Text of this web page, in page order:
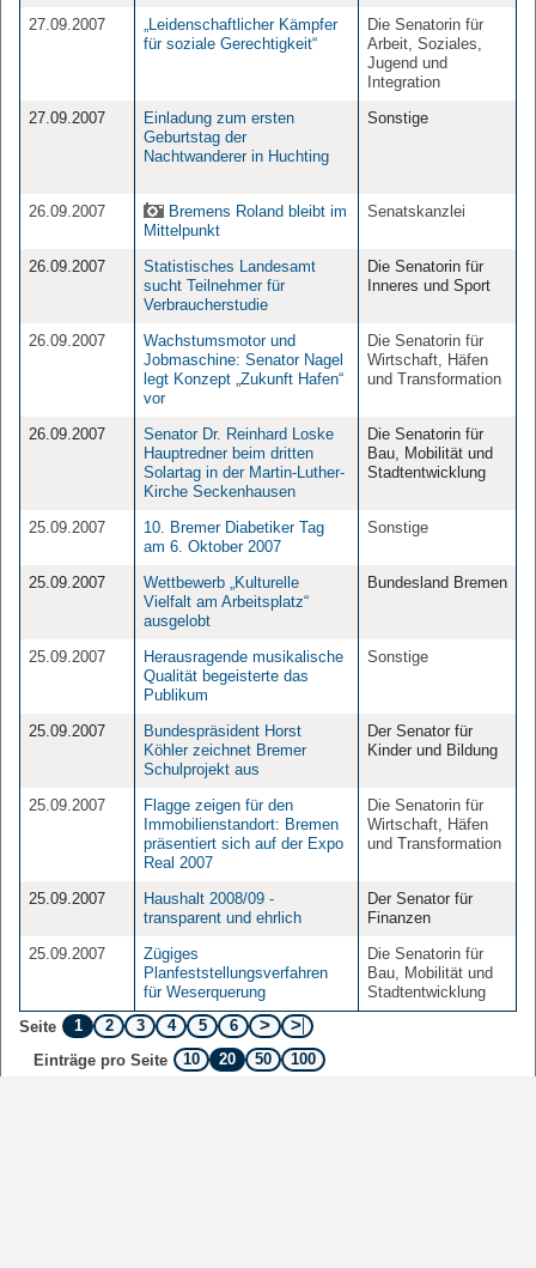
27.09.2007
„Leidenschaftlicher Kämpfer
für soziale Gerechtigkeit“
Die Senatorin für
Arbeit, Soziales,
Jugend und
Integration
27.09.2007
Einladung zum ersten
Geburtstag der
Nachtwanderer in Huchting
Sonstige
26.09.2007
Bremens Roland bleibt im
Mittelpunkt
Senatskanzlei
26.09.2007
Statistisches Landesamt
sucht Teilnehmer für
Verbraucherstudie
Die Senatorin für
Inneres und Sport
26.09.2007
Wachstumsmotor und
Jobmaschine: Senator Nagel
legt Konzept „Zukunft Hafen“
vor
Die Senatorin für
Wirtschaft, Häfen
und Transformation
26.09.2007
Senator Dr. Reinhard Loske
Hauptredner beim dritten
Solartag in der Martin-Luther-
Kirche Seckenhausen
Die Senatorin für
Bau, Mobilität und
Stadtentwicklung
25.09.2007
10. Bremer Diabetiker Tag
am 6. Oktober 2007
Sonstige
25.09.2007
Wettbewerb „Kulturelle
Vielfalt am Arbeitsplatz“
ausgelobt
Bundesland Bremen
25.09.2007
Herausragende musikalische
Qualität begeisterte das
Publikum
Sonstige
25.09.2007
Bundespräsident Horst
Köhler zeichnet Bremer
Schulprojekt aus
Der Senator für
Kinder und Bildung
25.09.2007
Flagge zeigen für den
Immobilienstandort: Bremen
präsentiert sich auf der Expo
Real 2007
Die Senatorin für
Wirtschaft, Häfen
und Transformation
25.09.2007
Haushalt 2008/09 -
transparent und ehrlich
Der Senator für
Finanzen
25.09.2007
Zügiges
Planfeststellungsverfahren
für Weserquerung
Die Senatorin für
Bau, Mobilität und
Stadtentwicklung
Seite
1 2 3 4 5
6
Einträge pro Seite
10 20 50 100